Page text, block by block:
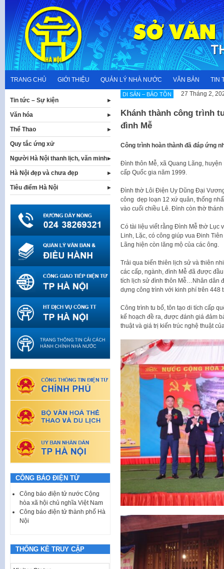
content
TRANG CHỦ GIỚI THIỆU QUẢN LÝ NHÀ NƯỚC VĂN BẢN TIN
DI SẢN – BẢO TỒN 27 Tháng 2,
Khánh thành công trình
đình Mễ
Công trình hoàn thành đã đáp ứng
Đình thôn Mễ, xã Quang Lãng,
cấp Quốc gia năm 1999.
Đình thờ Lôi Điện Uy Dũng Đại
công dẹp loạn 12 xứ quân, thống
vào cuối chiều Lê. Đình còn thờ
Có tài liệu viết rằng Đình Mễ thờ Lục
Linh, Lặc, có công giúp vua Đinh
Lãng hiện còn lăng mộ của các ông.
Trải qua biến thiên lịch sử và thiên
các cấp, ngành, đình Mễ đã được
tích lịch sử đình thôn Mễ…Nhân dân
dựng công trình với kinh phí trên
Công trình tu bổ, tôn tạo di tích cấp
kế hoạch đề ra, được đánh giá đảm
thuật và giá trị kiến trúc nghệ thuật
Tin tức – Sự kiện
Văn hóa
Thể Thao
Quy tắc ứng xử
Người Hà Nội thanh lịch, văn minh
Hà Nội đẹp và chưa đẹp
Tiêu điểm Hà Nội
CÔNG BÁO ĐIỆN TỬ
Công báo điện tử nước Cộng
hòa xã hội chủ nghĩa Việt Nam
Công báo điện tử thành phố Hà
Nội
THỐNG KÊ TRUY CẬP